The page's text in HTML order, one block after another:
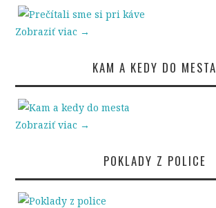
Zobraziť viac →
KAM A KEDY DO MESTA
Zobraziť viac →
POKLADY Z POLICE